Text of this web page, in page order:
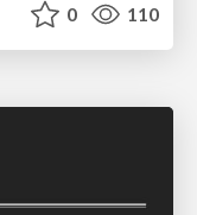
0 110